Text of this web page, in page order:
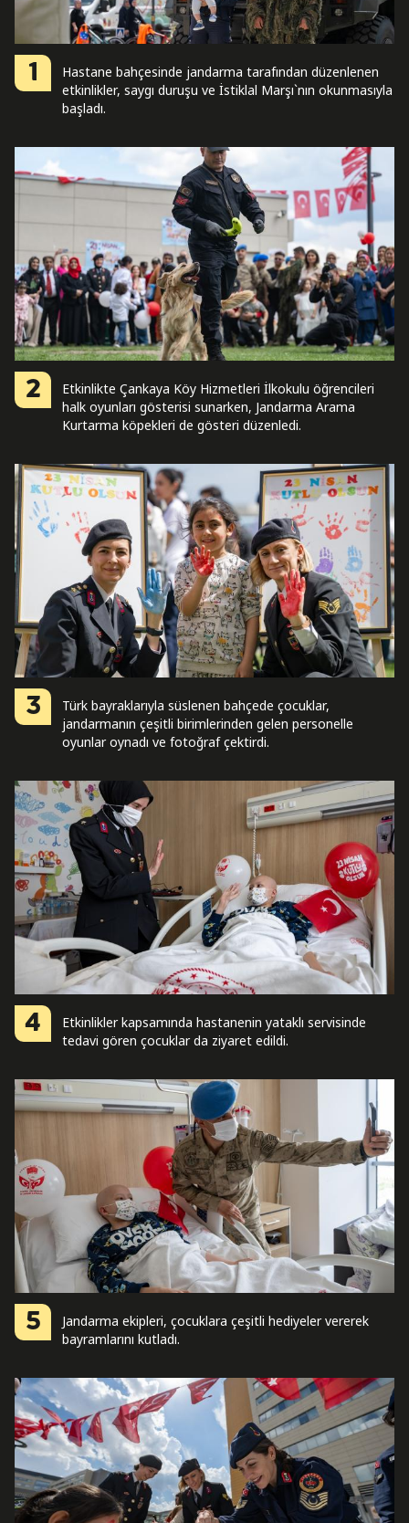
1
Hastane bahçesinde jandarma tarafından düzenlenen
etkinlikler, saygı duruşu ve İstiklal Marşı`nın okunmasıyla
başladı.
2
Etkinlikte Çankaya Köy Hizmetleri İlkokulu öğrencileri
halk oyunları gösterisi sunarken, Jandarma Arama
Kurtarma köpekleri de gösteri düzenledi.
3
Türk bayraklarıyla süslenen bahçede çocuklar,
jandarmanın çeşitli birimlerinden gelen personelle
oyunlar oynadı ve fotoğraf çektirdi.
4
Etkinlikler kapsamında hastanenin yataklı servisinde
tedavi gören çocuklar da ziyaret edildi.
5
Jandarma ekipleri, çocuklara çeşitli hediyeler vererek
bayramlarını kutladı.